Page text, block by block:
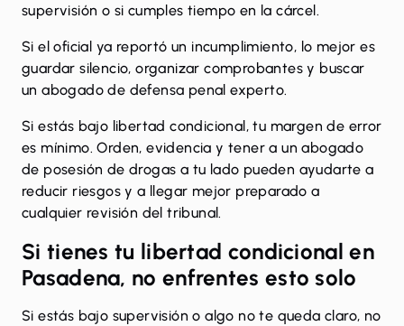
supervisión o si cumples tiempo en la cárcel.
Si el oficial ya reportó un incumplimiento, lo mejor es
guardar silencio, organizar comprobantes y buscar
un abogado de defensa penal experto.
Si estás bajo libertad condicional, tu margen de error
es mínimo. Orden, evidencia y tener a unabogado
de posesión de drogas a tu lado pueden ayudarte a
reducir riesgos y a llegar mejor preparado a
cualquier revisión del tribunal.
Si tienes tu libertad condicional en
Pasadena, no enfrentes esto solo
Si estás bajo supervisión o algo no te queda claro, no